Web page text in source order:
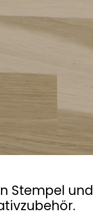
Stempel und